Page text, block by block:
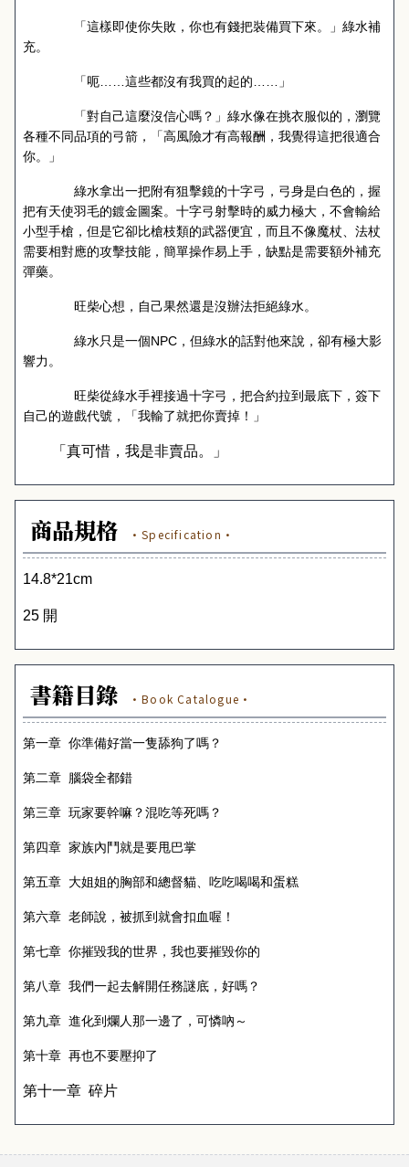
「這樣即使你失敗，你也有錢把裝備買下來。」綠水補
充。
「呃……這些都沒有我買的起的……」
「對自己這麼沒信心嗎？」綠水像在挑衣服似的，瀏覽
各種不同品項的弓箭，「高風險才有高報酬，我覺得這把很適合
你。」
綠水拿出一把附有狙擊鏡的十字弓，弓身是白色的，握
把有天使羽毛的鍍金圖案。十字弓射擊時的威力極大，不會輸給
小型手槍，但是它卻比槍枝類的武器便宜，而且不像魔杖、法杖
需要相對應的攻擊技能，簡單操作易上手，缺點是需要額外補充
彈藥。
旺柴心想，自己果然還是沒辦法拒絕綠水。
綠水只是一個NPC ，但綠水的話對他來說，卻有極大影
響力。
旺柴從綠水手裡接過十字弓，把合約拉到最底下，簽下
自己的遊戲代號，「我輸了就把你賣掉！」
「真可惜，我是非賣品。」
商品規格 ·Specification·
14.8*21cm
25 開
書籍目錄 ·Book Catalogue·
第一章 你準備好當一隻舔狗了嗎？
第二章 腦袋全都錯
第三章 玩家要幹嘛？混吃等死嗎？
第四章 家族內鬥就是要甩巴掌
第五章 大姐姐的胸部和總督貓、吃吃喝喝和蛋糕
第六章 老師說，被抓到就會扣血喔！
第七章 你摧毀我的世界，我也要摧毀你的
第八章 我們一起去解開任務謎底，好嗎？
第九章 進化到爛人那一邊了，可憐吶～
第十章 再也不要壓抑了
第十一章 碎片